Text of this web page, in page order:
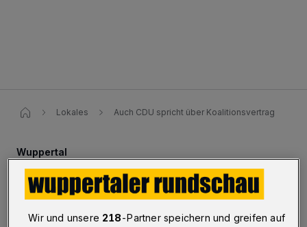
Lokales Auch CDU spricht über Koalitionsvertrag
Wuppertal
Auch CDU spricht über
Koalitionsvertrag
Wir und unsere 218-Partner speichern und greifen auf